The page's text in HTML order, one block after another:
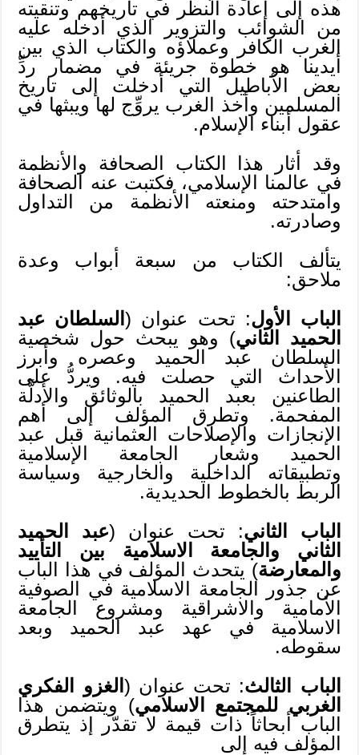
هذه إلى إعادة النظر في تاريخهم وتنقيته
من الشوائب والتزوير الذي أدخله عليه
الغرب الكافر وعملاؤه والكتاب الذي بين
أيدينا هو خطوة جريئة في مضمار ردِّ
بعض الأباطيل التي أدخلت إلى تاريخ
المسلمين وأخذ الغرب يروِّج لها ويبثها في
عقول أبناء الإسلام.
وقد أثار هذا الكتاب الصحافة والأنظمة
في عالمنا الإسلامي، فكتبت عنه الصحافة
وامتدحته ومنعته الأنظمة من التداول
وصادرته.
يتألف الكتاب من سبعة أبواب وعدة
ملاحق:
الباب الأول: تحت عنوان (السلطان عبد
الحميد الثاني) وهو يبحث حول شخصية
السلطان عبد الحميد وعصره وأبرز
الأحداث التي حصلت فيه. ويردُّ على
الطاعنين بعبد الحميد بالوثائق والأدلَّة
المفحمة. وتطرق المؤلف إلى أهم
الإنجازات والإصلاحات العثمانية قبل عبد
الحميد وشعار الجامعة الإسلامية
وتطبيقاته الداخلية والخارجية وسياسة
الربط بالخطوط الحديدية.
الباب الثاني: تحت عنوان (عبد الحميد
الثاني والجامعة الاسلامية بين التأييد
والمعارضة) يتحدث المؤلف في هذا الباب
عن جذور الجامعة الاسلامية في الصوفية
الأمامية والاشراقية ومشروع الجامعة
الاسلامية في عهد عبد الحميد وبعد
سقوطه.
الباب الثالث: تحت عنوان ( الغزو الفكري
الغربي للمجتمع الاسلامي) ويتضمن هذا
الباب أبحاثاً ذات قيمة لا تقدّر إذ يتطرق
المؤلف فيه إلى